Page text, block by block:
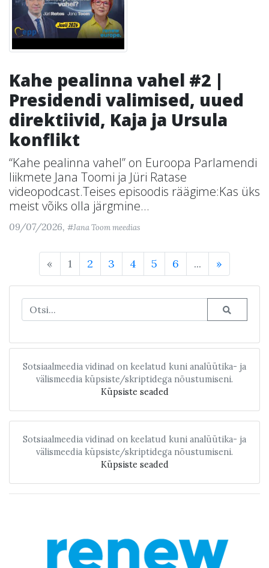
Kahe pealinna vahel #2 |
Presidendi valimised, uued
direktiivid, Kaja ja Ursula
konflikt
“Kahe pealinna vahel” on Euroopa Parlamendi
liikmete Jana Toomi ja Jüri Ratase
videopodcast.Teises episoodis räägime:Kas üks
meist võiks olla järgmine...
09/07/2026, #Jana Toom meedias
« 1 2 3 4 5 6 ... »
Sotsiaalmeedia vidinad on keelatud kuni analüütika- ja
välismeedia küpsiste/skriptidega nõustumiseni.
Küpsiste seaded
Sotsiaalmeedia vidinad on keelatud kuni analüütika- ja
välismeedia küpsiste/skriptidega nõustumiseni.
Küpsiste seaded